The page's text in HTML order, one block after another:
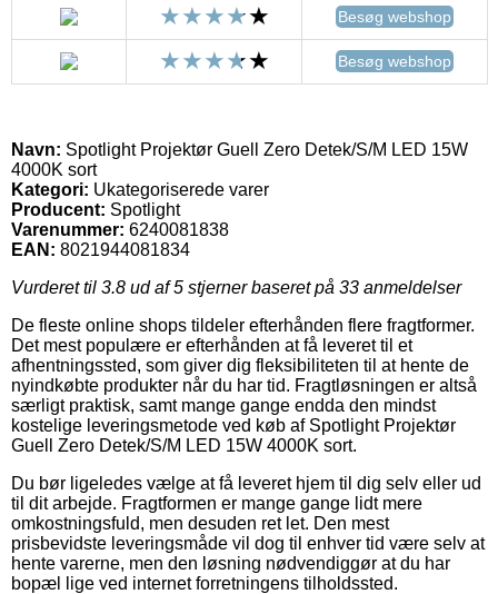
Besøg webshop
Besøg webshop
Navn: Spotlight Projektør Guell Zero Detek/S/M LED 15W
4000K sort
Kategori: Ukategoriserede varer
Producent: Spotlight
Varenummer: 6240081838
EAN: 8021944081834
Vurderet til 3.8 ud af 5 stjerner baseret på 33 anmeldelser
De fleste online shops tildeler efterhånden flere fragtformer.
Det mest populære er efterhånden at få leveret til et
afhentningssted, som giver dig fleksibiliteten til at hente de
nyindkøbte produkter når du har tid. Fragtløsningen er altså
særligt praktisk, samt mange gange endda den mindst
kostelige leveringsmetode ved køb af Spotlight Projektør
Guell Zero Detek/S/M LED 15W 4000K sort.
Du bør ligeledes vælge at få leveret hjem til dig selv eller ud
til dit arbejde. Fragtformen er mange gange lidt mere
omkostningsfuld, men desuden ret let. Den mest
prisbevidste leveringsmåde vil dog til enhver tid være selv at
hente varerne, men den løsning nødvendiggør at du har
bopæl lige ved internet forretningens tilholdssted.